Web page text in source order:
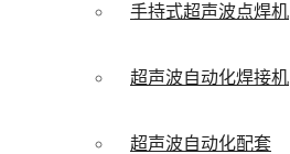
手持式超声波点焊机
超声波自动化焊接机
超声波自动化配套